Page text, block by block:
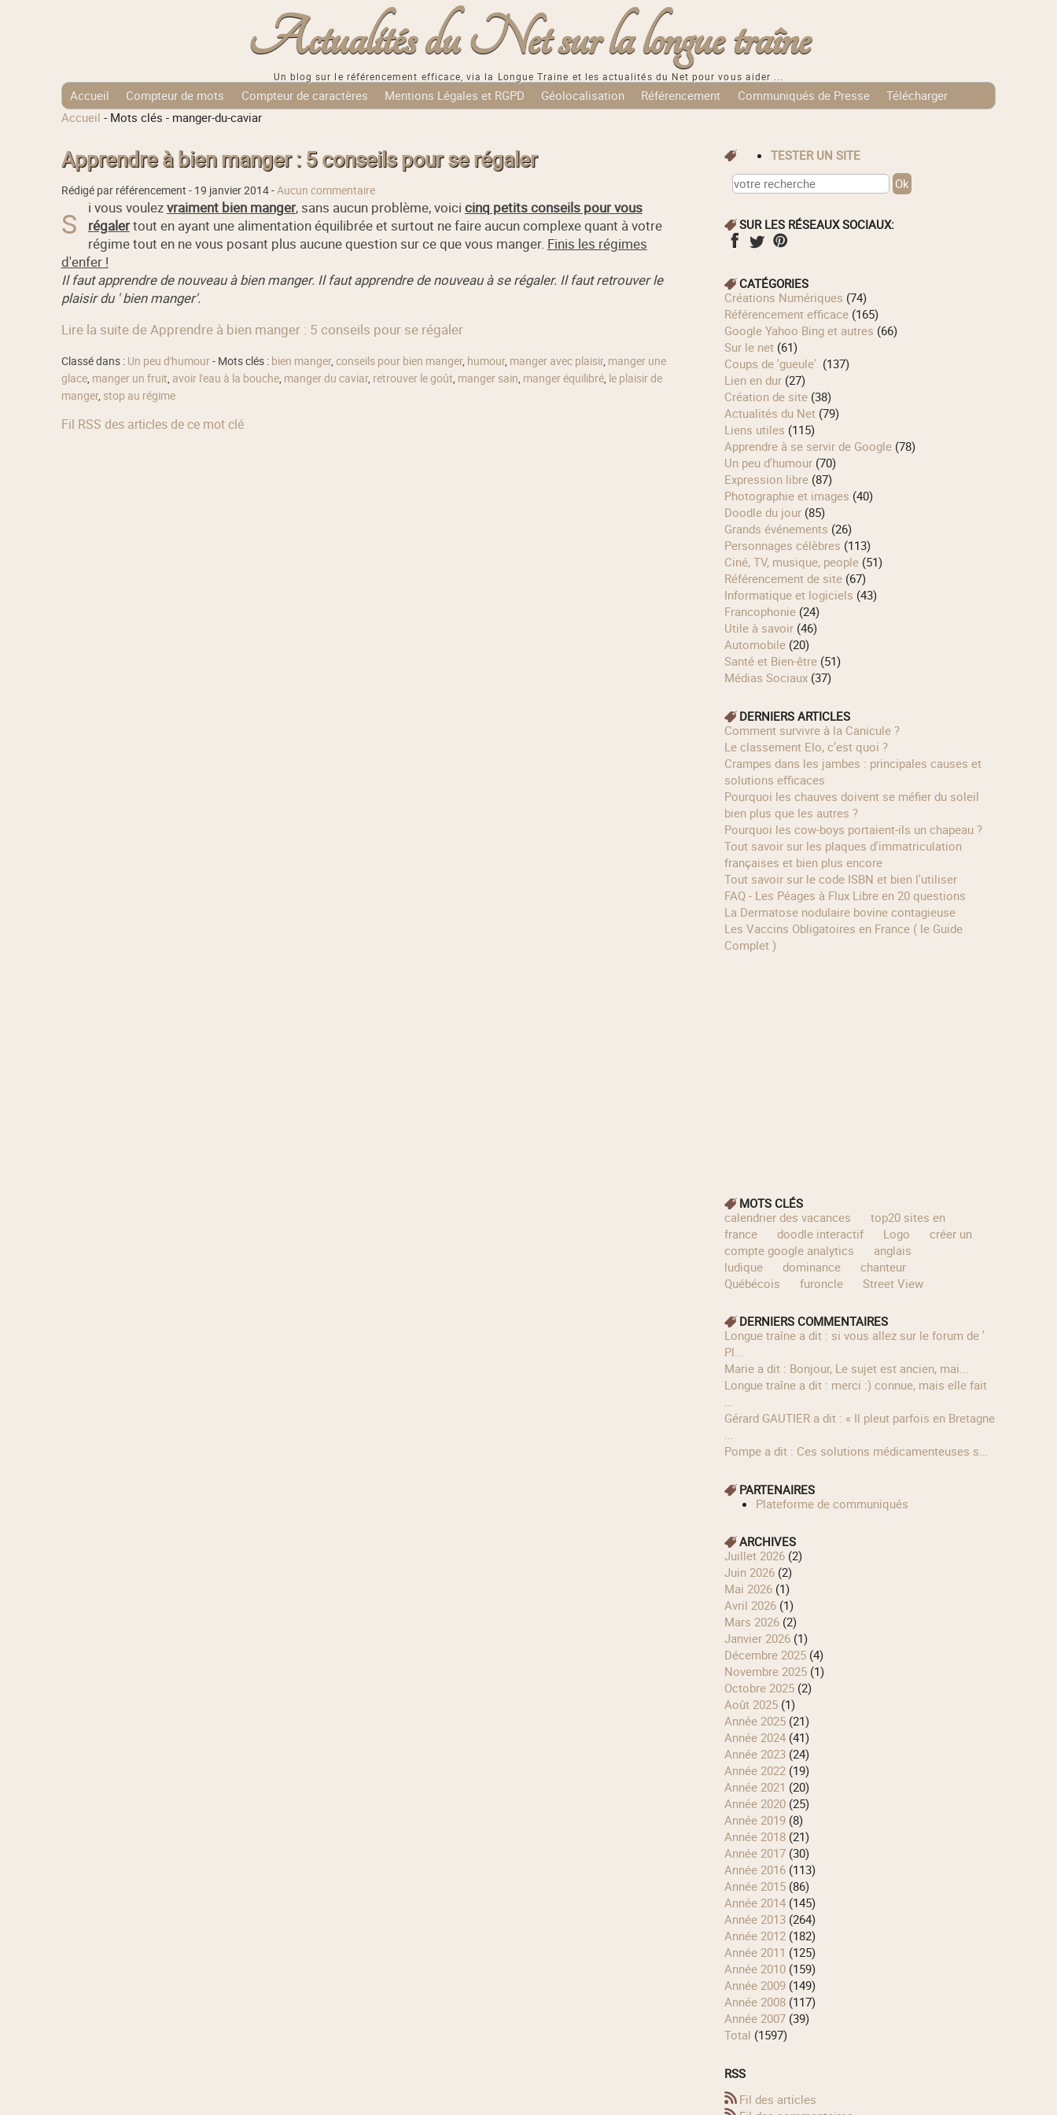
Actualités du Net sur la longue traîne
Un blog sur le référencement efficace, via la Longue Traine et les actualités du Net pour vous aider ...
Accueil Compteur de mots Compteur de caractères Mentions Légales et RGPD Géolocalisation Référencement Communiqués de Presse
Télécharger
Tags Cloud
Accueil - Mots clés - manger-du-caviar
Apprendre à bien manger : 5 conseils pour se régaler
Rédigé par référencement - 19 janvier 2014-Aucun commentaire
S i vous voulezvraiment bien manger, sans aucun problème, voici cinq petits conseils pour vous
régalertout en ayant une alimentation équilibrée et surtout ne faire aucun complexe quant à votre
régime tout en ne vous posant plus aucune question sur ce que vous manger. Finis les régimes
d'enfer !
Il faut apprendre de nouveau à bien manger. Il faut apprendre de nouveau à se régaler. Il faut retrouver le
plaisir du ' bien manger'.
Lire la suite de Apprendre à bien manger : 5 conseils pour se régaler
Classé dans : Un peu d'humour- Mots clés : bien manger, conseils pour bien manger, humour, manger avec plaisir, manger une
glace, manger un fruit, avoir l'eau à la bouche, manger du caviar, retrouver le goût, manger sain, manger équilibré, le plaisir de
manger, stop au régime
Fil RSS des articles de ce mot clé
TESTER UN SITE
SUR LES RÉSEAUX SOCIAUX:
CATÉGORIES
Créations Numériques (74)
Référencement efficace(165)
Google Yahoo Bing et autres (66)
Sur le net(61)
Coups de 'gueule'. (137)
Lien en dur(27)
Création de site(38)
Actualités du Net(79)
Liens utiles (115)
Apprendre à se servir de Google(78)
Un peu d'humour(70)
Expression libre(87)
Photographie et images (40)
Doodle du jour(85)
Grands événements (26)
Personnages célèbres (113)
Ciné, TV, musique, people(51)
Référencement de site(67)
Informatique et logiciels (43)
Francophonie(24)
Utile à savoir(46)
Automobile(20)
Santé et Bien-être(51)
Médias Sociaux(37)
DERNIERS ARTICLES
Comment survivre à la Canicule ?
Le classement Elo, c’est quoi ?
Crampes dans les jambes : principales causes et
solutions efficaces
Pourquoi les chauves doivent se méfier du soleil
bien plus que les autres ?
Pourquoi les cow‑boys portaient‑ils un chapeau ?
Tout savoir sur les plaques d'immatriculation
françaises et bien plus encore
Tout savoir sur le code ISBN et bien l'utiliser
FAQ - Les Péages à Flux Libre en 20 questions
La Dermatose nodulaire bovine contagieuse
Les Vaccins Obligatoires en France ( le Guide
Complet )
MOTS CLÉS
calendrier des vacances
top20 sites en
france
doodle interactif Logo
créer un
compte google analytics
anglais
ludique
dominance
chanteur
Québécois
furoncle Street View
DERNIERS COMMENTAIRES
longue traîne a dit : si vous allez sur le forum de '
Pl...
Marie a dit : Bonjour, Le sujet est ancien, mai...
longue traîne a dit : merci :) connue, mais elle fait
...
Gérard GAUTIER a dit : « Il pleut parfois en Bretagne
...
Pompe a dit : Ces solutions médicamenteuses s...
PARTENAIRES
Plateforme de communiqués
ARCHIVES
juillet 2026(2)
juin 2026(2)
mai 2026(1)
avril 2026(1)
mars 2026(2)
janvier 2026(1)
décembre 2025(4)
novembre 2025(1)
octobre 2025(2)
août 2025(1)
année 2025(21)
année 2024(41)
année 2023(24)
année 2022(19)
année 2021 (20)
année 2020(25)
année 2019(8)
année 2018(21)
année 2017(30)
année 2016(113)
année 2015(86)
année 2014(145)
année 2013(264)
année 2012(182)
année 2011 (125)
année 2010(159)
année 2009(149)
année 2008(117)
année 2007(39)
total (1597)
RSS
Fil des articles